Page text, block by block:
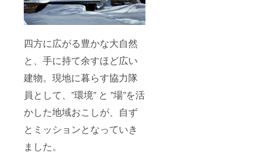
四方に広がる豊かな大自然
と、手に持て余すほど広い
建物。現地に暮らす協力隊
員として、”環境” と ”場”を活
かした地域おこしが、自ず
とミッションとなっていき
ました。